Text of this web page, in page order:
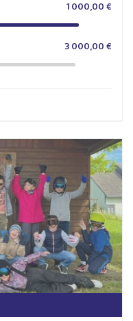
1 000,00 €
3 000,00 €